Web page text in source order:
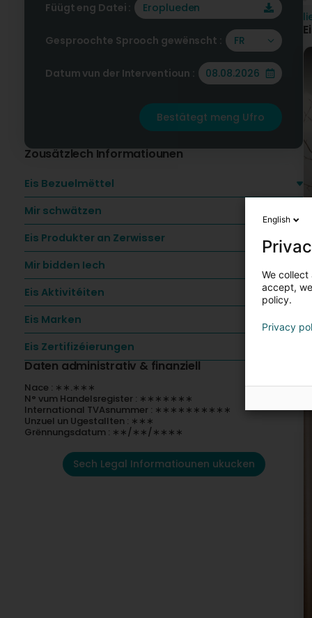
Füügt eng Datei : Eroplueden
Gesproochte Sprooch gewënscht : FR
Datum vun der Interventioun :
Bestätegt meng Ufro
Zousätzlech Informatiounen
Eis Bezuelmëttel
Mir schwätzen
Eis Produkter an Zerwisser
Mir bidden Iech
Eis Aktivitéiten
Eis Marken
Eis Zertifizéierungen
Daten administrativ & finanziell
Nace : ∗∗.∗∗∗
N° vum Handelsregister : ∗∗∗∗∗∗∗
International TVAsnummer : ∗∗∗∗∗∗∗∗∗∗
Unzuel un Ugestallten : ∗∗∗
Grënnungsdatum : ∗∗/∗∗/∗∗∗∗
Sech Legal Informatiounen ukucken
English
We
accept,
policy.
Privacy